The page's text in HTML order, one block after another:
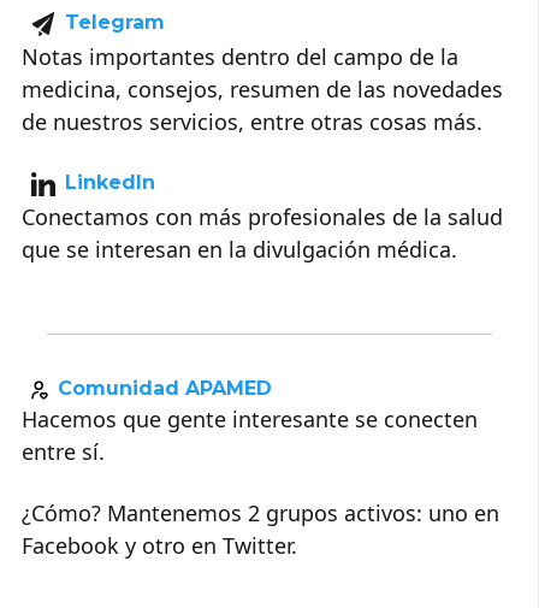
Telegram
Notas importantes dentro del campo de la
medicina, consejos, resumen de las novedades
de nuestros servicios, entre otras cosas más.
LinkedIn
Conectamos con más profesionales de la salud
que se interesan en la divulgación médica.
Comunidad APAMED
Hacemos que gente interesante se conecten
entre sí.
¿Cómo? Mantenemos 2 grupos activos: uno en
Facebook y otro en Twitter.